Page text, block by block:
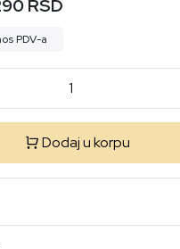
RSD
PDV-a
Dodaj u korpu